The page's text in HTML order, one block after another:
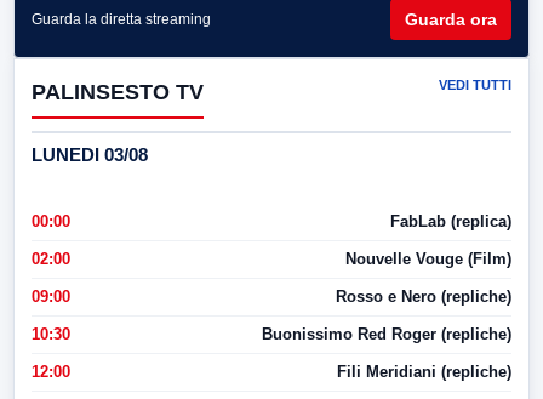
Guarda la diretta streaming Guarda ora
PALINSESTO TV VEDI TUTTI
LUNEDI 03/08
00:00 FabLab (replica)
02:00 Nouvelle Vouge (Film)
09:00 Rosso e Nero (repliche)
10:30 Buonissimo Red Roger (repliche)
12:00 Fili Meridiani (repliche)